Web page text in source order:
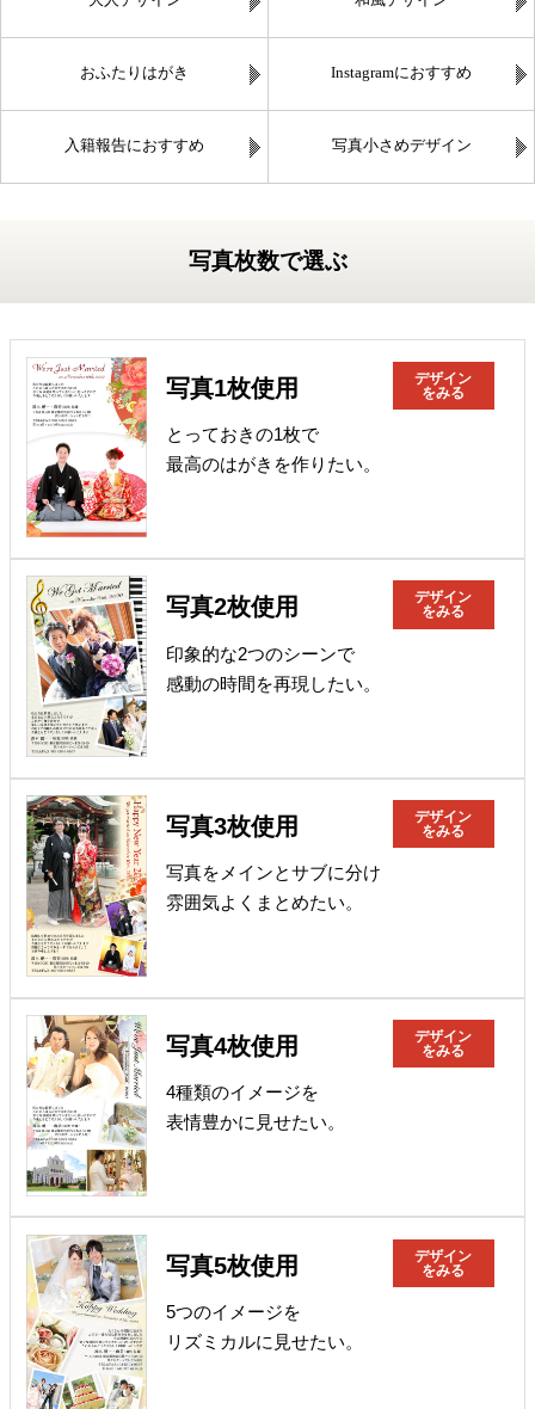
おふたりはがき Instagramにおすすめ
入籍報告におすすめ 写真小さめデザイン
写真枚数で選ぶ
写真1枚使用
デザイン
をみる
とっておきの1枚で
最高のはがきを作りたい。
写真2枚使用
デザイン
をみる
印象的な2つのシーンで
感動の時間を再現したい。
写真3枚使用
デザイン
をみる
写真をメインとサブに分け
雰囲気よくまとめたい。
写真4枚使用
デザイン
をみる
4種類のイメージを
表情豊かに見せたい。
写真5枚使用
デザイン
をみる
5つのイメージを
リズミカルに見せたい。